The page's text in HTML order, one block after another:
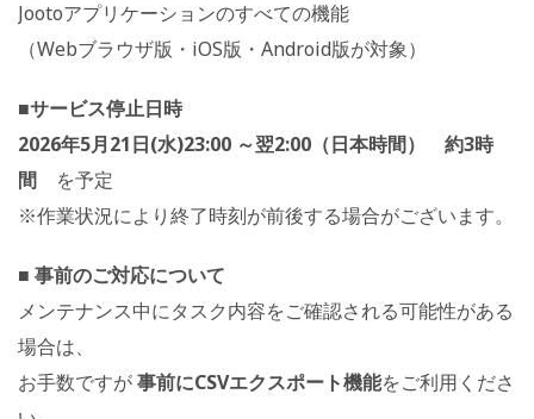
Jootoアプリケーションのすべての機能
（Webブラウザ版・iOS版・Android版が対象）
■サービス停止日時
2026年5月21日(水)23:00 ～翌2:00（日本時間） 約3時
間 を予定
※作業状況により終了時刻が前後する場合がございます。
■ 事前のご対応について
メンテナンス中にタスク内容をご確認される可能性がある
場合は、
お手数ですが事前にCSVエクスポート機能をご利用くださ